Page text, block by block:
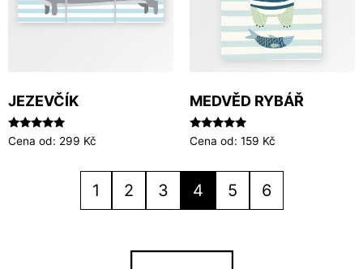
JEZEVČÍK
Hodnocení
5.00
Cena od: 299 Kč
MEDVĚD RYBÁŘ
Hodnocení
5.00
Cena od: 159 Kč
1 2 3 4 5 6